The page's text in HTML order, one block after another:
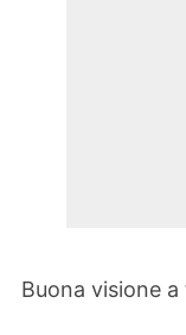
Buona visione